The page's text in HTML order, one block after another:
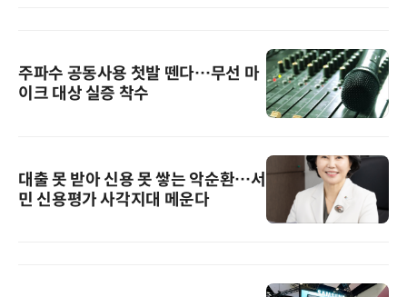
주파수 공동사용 첫발 뗀다…무선 마
이크 대상 실증 착수
대출 못 받아 신용 못 쌓는 악순환…서
민 신용평가 사각지대 메운다